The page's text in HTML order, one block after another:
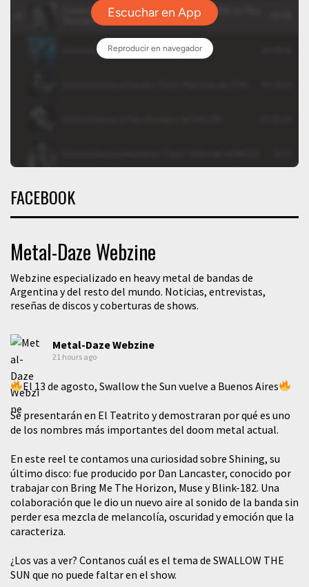
FACEBOOK
Metal-Daze Webzine
Webzine especializado en heavy metal de bandas de
Argentina y del resto del mundo. Noticias, entrevistas,
reseñas de discos y coberturas de shows.
Metal-Daze Webzine
21 hours ago
El 13 de agosto, Swallow the Sun vuelve a Buenos Aires
Se presentarán en El Teatrito y demostraran por qué es uno
de los nombres más importantes del doom metal actual.
En este reel te contamos una curiosidad sobre Shining, su
último disco: fue producido por Dan Lancaster, conocido por
trabajar con Bring Me The Horizon, Muse y Blink-182. Una
colaboración que le dio un nuevo aire al sonido de la banda sin
perder esa mezcla de melancolía, oscuridad y emoción que la
caracteriza.
¿Los vas a ver? Contanos cuál es el tema de SWALLOW THE
SUN que no puede faltar en el show.